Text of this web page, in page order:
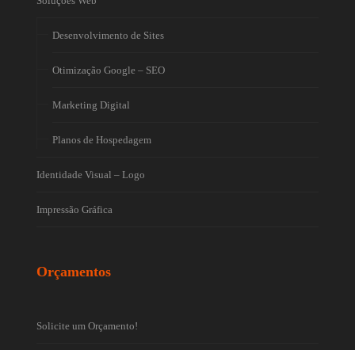
Desenvolvimento de Sites
Otimização Google – SEO
Marketing Digital
Planos de Hospedagem
Identidade Visual – Logo
Impressão Gráfica
Orçamentos
Solicite um Orçamento!